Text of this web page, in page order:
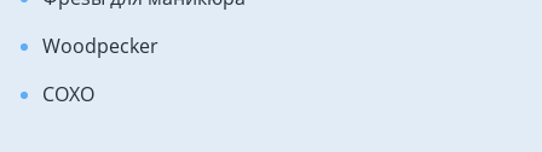
Woodpecker
COXO